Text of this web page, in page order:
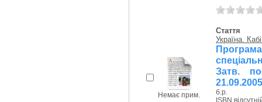
Немає прим.
Стаття
Україна.
Затв.
б.р.
ISBN